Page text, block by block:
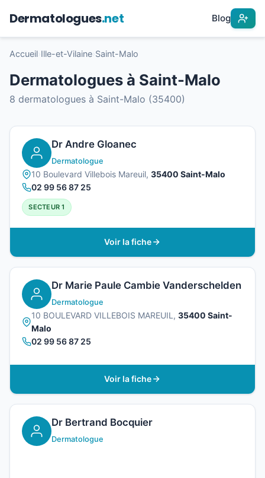
Dermatologues.net Blog
Accueil Ille-et-Vilaine Saint-Malo
Dermatologues à Saint-Malo
8 dermatologues à Saint-Malo (35400)
Dr Andre Gloanec
Dermatologue
10 Boulevard Villebois Mareuil, 35400 Saint-Malo
02 99 56 87 25
SECTEUR 1
Voir la fiche
Dr Marie Paule Cambie Vanderschelden
Dermatologue
10 BOULEVARD VILLEBOIS MAREUIL, 35400 Saint-
Malo
02 99 56 87 25
Voir la fiche
Dr Bertrand Bocquier
Dermatologue